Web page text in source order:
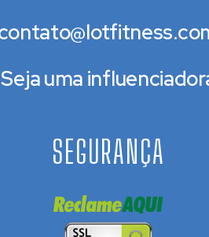
Seja uma
SEGURANÇA